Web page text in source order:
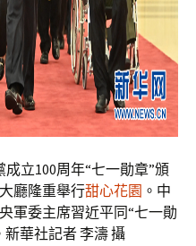
立100周年“七一勛章”頒
廳隆重舉行甜心花園 。中
軍委主席習近平同“七一勛
新華社記者 李濤 攝